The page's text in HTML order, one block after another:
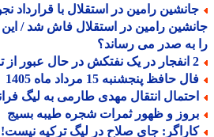
رامین در استقلال با قرارداد
رامین در استقلال فاش شد / این
به صدر می رساند؟
حافظ پنجشنبه 15 مرداد ماه 1405
انتقال مهدی طارمی به لیگ فرانسه
و ظهور ثمرات شجره طیبه بسیج
جای صلاح در لیگ ترکیه نیست!